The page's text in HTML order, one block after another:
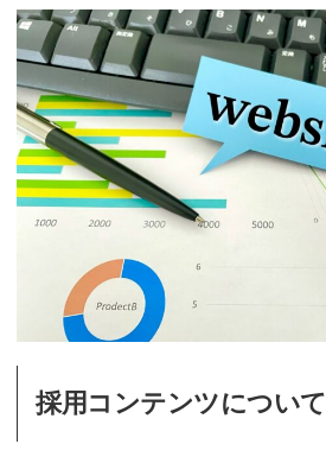
採用コンテンツについて